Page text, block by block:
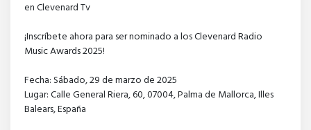
en Clevenard Tv
¡Inscríbete ahora para ser nominado a los Clevenard Radio
Music Awards 2025!
Fecha: Sábado, 29 de marzo de 2025
Lugar: Calle General Riera, 60, 07004, Palma de Mallorca, Illes
Balears, España